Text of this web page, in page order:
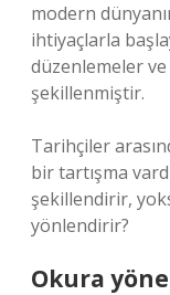
modern
ihtiyaçlarla
düzenlemeler
şekillenmiştir.
Tarihçiler
bir tartışma
şekillendirir,
yönlendirir?
Okura